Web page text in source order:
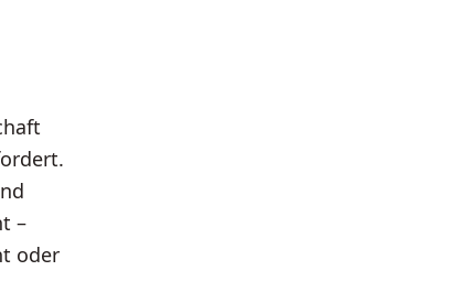
–
oder